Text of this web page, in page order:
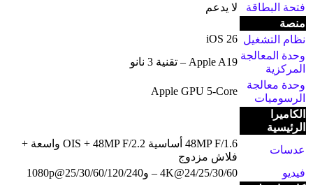
فتحة البطاقة
لا يدعم
منصة
نظام التشغيل iOS 26
وحدة المعالجة
المركزية
Apple A19 – تقنية 3 نانو
وحدة معالجة
الرسوميات
Apple GPU 5-Core
الكاميرا
الرئيسية
عدسات
48MP F/1.6 أساسية OIS + 48MP F/2.2 واسعة +
فلاش مزدوج
فيديو
4K@24/25/30/60 – و1080p@25/30/60/120/240